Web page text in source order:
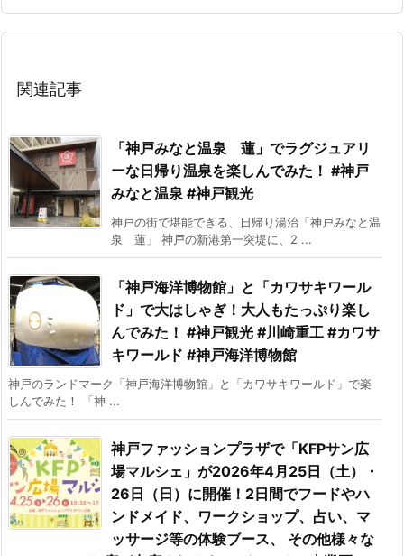
関連記事
「神戸みなと温泉 蓮」でラグジュアリ
ーな日帰り温泉を楽しんでみた！ #神戸
みなと温泉 #神戸観光
神戸の街で堪能できる、日帰り湯治「神戸みなと温
泉 蓮」 神戸の新港第一突堤に、2 ...
「神戸海洋博物館」と「カワサキワール
ド」で大はしゃぎ！大人もたっぷり楽し
んでみた！ #神戸観光 #川崎重工 #カワサ
キワールド #神戸海洋博物館
神戸のランドマーク「神戸海洋博物館」と「カワサキワールド」で楽
しんでみた！ 「神 ...
神戸ファッションプラザで「KFPサン広
場マルシェ」が2026年4月25日（土）・
26日（日）に開催！2日間でフードやハ
ンドメイド、ワークショップ、占い、マ
ッサージ等の体験ブース、 その他様々な